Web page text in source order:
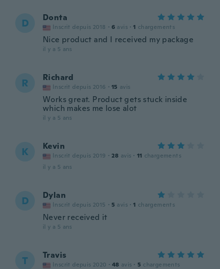
D Donta
Inscrit depuis 2018 · 6 avis · 1 chargements
Nice product and I received my package
il y a 5 ans
R Richard
Inscrit depuis 2016 · 15 avis
Works great. Product gets stuck inside
which makes me lose alot
il y a 5 ans
K Kevin
Inscrit depuis 2019 · 28 avis · 11 chargements
il y a 5 ans
D Dylan
Inscrit depuis 2015 · 5 avis · 1 chargements
Never received it
il y a 5 ans
T Travis
Inscrit depuis 2020 · 48 avis · 5 chargements